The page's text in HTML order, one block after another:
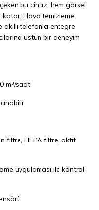
bu cihaz, hem görsel
Hava temizleme
akıllı telefonla entegre
üstün bir deneyim
m³/saat
filtre, HEPA filtre, aktif
uygulaması ile kontrol